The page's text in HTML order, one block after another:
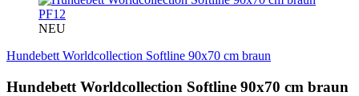
PF12
NEU
Hundebett Worldcollection Softline 90x70 cm braun
Hundebett Worldcollection Softline 90x70 cm braun